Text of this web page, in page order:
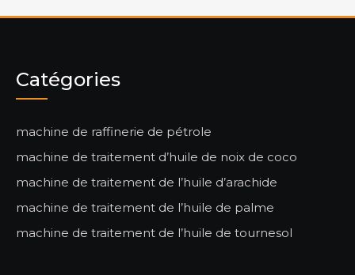
Catégories
machine de raffinerie de pétrole
machine de traitement d’huile de noix de coco
machine de traitement de l’huile d’arachide
machine de traitement de l’huile de palme
machine de traitement de l’huile de tournesol